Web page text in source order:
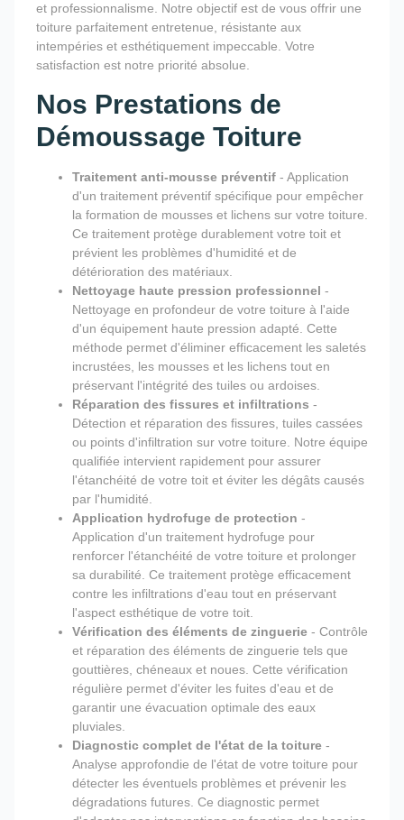
et professionnalisme. Notre objectif est de vous offrir une
toiture parfaitement entretenue, résistante aux
intempéries et esthétiquement impeccable. Votre
satisfaction est notre priorité absolue.
Nos Prestations de
Démoussage Toiture
Traitement anti-mousse préventif - Application
d'un traitement préventif spécifique pour empêcher
la formation de mousses et lichens sur votre toiture.
Ce traitement protège durablement votre toit et
prévient les problèmes d'humidité et de
détérioration des matériaux.
Nettoyage haute pression professionnel -
Nettoyage en profondeur de votre toiture à l'aide
d'un équipement haute pression adapté. Cette
méthode permet d'éliminer efficacement les saletés
incrustées, les mousses et les lichens tout en
préservant l'intégrité des tuiles ou ardoises.
Réparation des fissures et infiltrations -
Détection et réparation des fissures, tuiles cassées
ou points d'infiltration sur votre toiture. Notre équipe
qualifiée intervient rapidement pour assurer
l'étanchéité de votre toit et éviter les dégâts causés
par l'humidité.
Application hydrofuge de protection -
Application d'un traitement hydrofuge pour
renforcer l'étanchéité de votre toiture et prolonger
sa durabilité. Ce traitement protège efficacement
contre les infiltrations d'eau tout en préservant
l'aspect esthétique de votre toit.
Vérification des éléments de zinguerie - Contrôle
et réparation des éléments de zinguerie tels que
gouttières, chéneaux et noues. Cette vérification
régulière permet d'éviter les fuites d'eau et de
garantir une évacuation optimale des eaux
pluviales.
Diagnostic complet de l'état de la toiture -
Analyse approfondie de l'état de votre toiture pour
détecter les éventuels problèmes et prévenir les
dégradations futures. Ce diagnostic permet